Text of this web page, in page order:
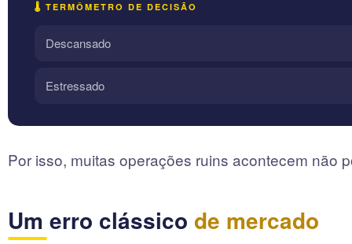
🌡️ TERMÔMETRO DE DECISÃO
Descansado
Estressado
Por isso, muitas operações ruins acontecem não
Um erro clássico de mercado